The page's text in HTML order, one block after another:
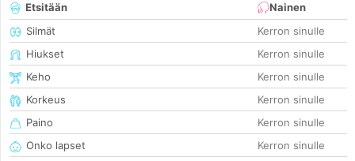
Etsitään
Nainen
Silmät
Kerron sinulle
Hiukset
Kerron sinulle
Keho
Kerron sinulle
Korkeus
Kerron sinulle
Paino
Kerron sinulle
Onko lapset
Kerron sinulle